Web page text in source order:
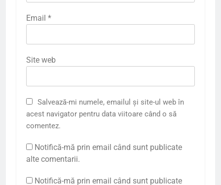
Email *
Site web
Salvează-mi numele, emailul și site-ul web în
acest navigator pentru data viitoare când o să
comentez.
Notifică-mă prin email când sunt publicate
alte comentarii.
Notifică-mă prin email când sunt publicate